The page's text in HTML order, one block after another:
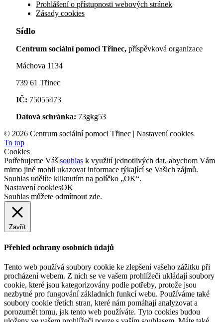
Prohlášení o přístupnosti webových stránek
Zásady cookies
Sídlo
Centrum sociální pomoci Třinec, příspěvková organizace
Máchova 1134
739 61 Třinec
IČ: 75055473
Datová schránka: 73gkg53
© 2026 Centrum sociální pomoci Třinec | Nastavení cookies
To top
Cookies
Potřebujeme Váš souhlas k využití jednotlivých dat, abychom Vám
mimo jiné mohli ukazovat informace týkající se Vašich zájmů.
Souhlas udělíte kliknutím na políčko „OK“.
Nastavení cookiesOK
Souhlas můžete odmítnout zde.
Zavřít
Přehled ochrany osobních údajů
Tento web používá soubory cookie ke zlepšení vašeho zážitku při
procházení webem. Z nich se ve vašem prohlížeči ukládají soubory
cookie, které jsou kategorizovány podle potřeby, protože jsou
nezbytné pro fungování základních funkcí webu. Používáme také
soubory cookie třetích stran, které nám pomáhají analyzovat a
porozumět tomu, jak tento web používáte. Tyto cookies budou